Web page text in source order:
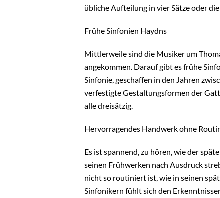
übliche Aufteilung in vier Sätze oder
Frühe Sinfonien Haydns
Mittlerweile sind die Musiker um
angekommen. Darauf gibt es frühe
Sinfonie, geschaffen in den Jahren
verfestigte Gestaltungsformen der
alle dreisätzig.
Hervorragendes Handwerk ohne
Es ist spannend, zu hören, wie der
seinen Frühwerken nach Ausdruck
nicht so routiniert ist, wie in seinen
Sinfonikern fühlt sich den